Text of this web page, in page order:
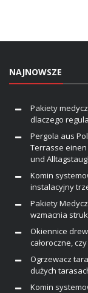
NAJNOWSZE
Pakiety
dlaczego
Pergola aus
Terrasse
und
Komin
instalacyjny
Pakiety
wzmacnia
Okiennice
całoroczne,
Ogrzewacz
dużych
Komin